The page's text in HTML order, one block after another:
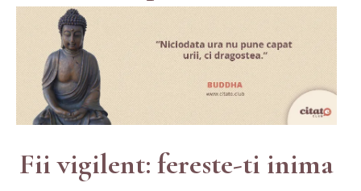
Fii vigilent: fereste-ti inima